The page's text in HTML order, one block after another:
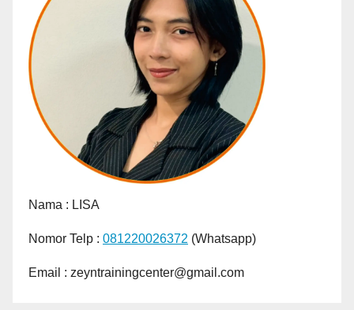
Nama : LISA
Nomor Telp : 081220026372 (Whatsapp)
Email : zeyntrainingcenter@gmail.com